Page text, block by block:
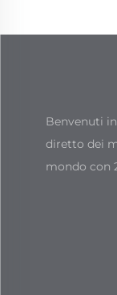
Benvenuti
diretto dei
mondo con